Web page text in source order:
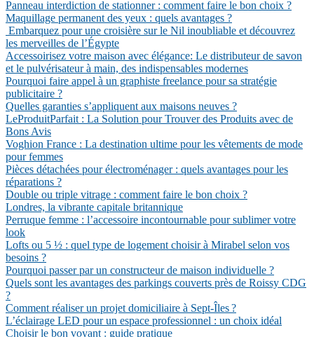
Panneau interdiction de stationner : comment faire le bon choix ?
Maquillage permanent des yeux : quels avantages ?
Embarquez pour une croisière sur le Nil inoubliable et découvrez
les merveilles de l’Égypte
Accessoirisez votre maison avec élégance: Le distributeur de savon
et le pulvérisateur à main, des indispensables modernes
Pourquoi faire appel à un graphiste freelance pour sa stratégie
publicitaire ?
Quelles garanties s’appliquent aux maisons neuves ?
LeProduitParfait : La Solution pour Trouver des Produits avec de
Bons Avis
Voghion France : La destination ultime pour les vêtements de mode
pour femmes
Pièces détachées pour électroménager : quels avantages pour les
réparations ?
Double ou triple vitrage : comment faire le bon choix ?
Londres, la vibrante capitale britannique
Perruque femme : l’accessoire incontournable pour sublimer votre
look
Lofts ou 5 ½ : quel type de logement choisir à Mirabel selon vos
besoins ?
Pourquoi passer par un constructeur de maison individuelle ?
Quels sont les avantages des parkings couverts près de Roissy CDG
?
Comment réaliser un projet domiciliaire à Sept-Îles ?
L’éclairage LED pour un espace professionnel : un choix idéal
Choisir le bon voyant : guide pratique